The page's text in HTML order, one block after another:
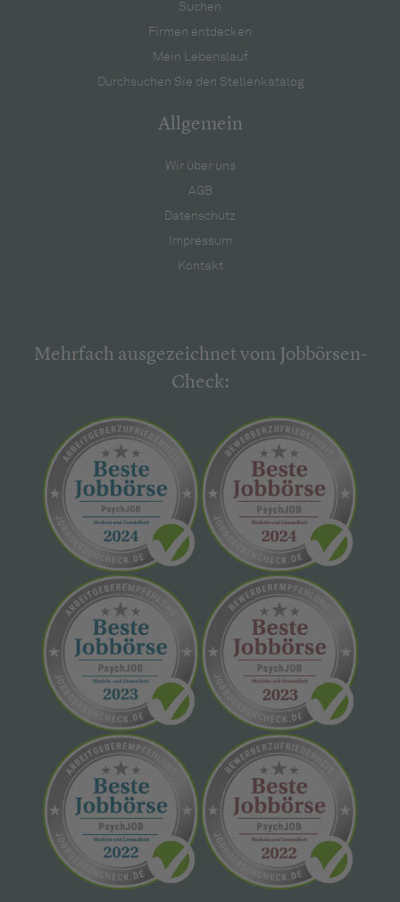
Suchen
Firmen entdecken
Mein Lebenslauf
Durchsuchen Sie den Stellenkatalog
Allgemein
Wir über uns
AGB
Datenschutz
Impressum
Kontakt
Mehrfach ausgezeichnet vom Jobbörsen-
Check: